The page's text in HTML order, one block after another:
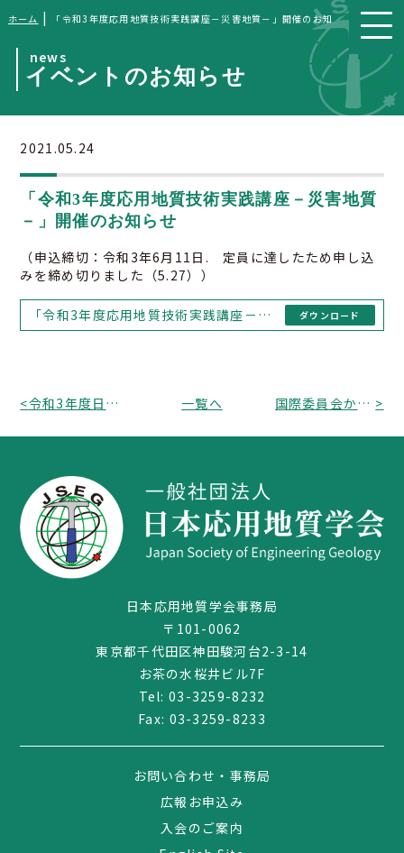
03-3259-8232
ホーム | 「令和3年度応用地質技術実践講座－災害地質－」開催のお知らせ
news
イベントのお知らせ
2021.05.24
「令和3年度応用地質技術実践講座－災害地質
－」開催のお知らせ
（申込締切：令和3年6月11日. 定員に達したため申し込
みを締め切りました（5.27））
「令和3年度応用地質技術実践講座－災害地質－」開催のお知らせ ダウンロード
< 令和3年度日本応用地質学会シンポジウムweb開催および事前申込みのお知らせ 一覧へ 国際委員会から「国際シンポジウムのお知らせ」 >
日本応用地質学会事務局
〒101-0062
東京都千代田区神田駿河台2-3-14
お茶の水桜井ビル7F
Tel:03-3259-8232
Fax: 03-3259-8233
お問い合わせ・事務局
広報お申込み
入会のご案内